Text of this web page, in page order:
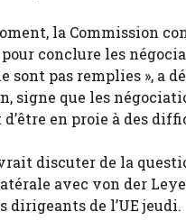
la Commission
conclure les
sont pas remplies », a
signe que les
en proie à des
discuter de la
avec von der
dirigeants de l’UE jeudi.